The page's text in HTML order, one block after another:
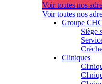
Voir toutes nos
Voir toutes nos
Groupe CHC
Siège
Crèche
Cliniques